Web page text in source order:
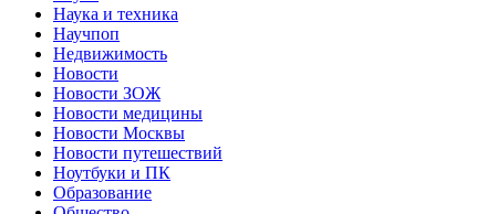
Наука и техника
Научпоп
Недвижимость
Новости
Новости ЗОЖ
Новости медицины
Новости Москвы
Новости путешествий
Ноутбуки и ПК
Образование